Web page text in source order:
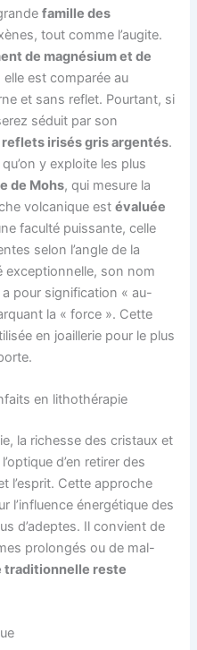
famille des
tout comme l’augite.
de magnésium et de
elle est comparée au
et sans reflet. Pourtant, si
séduit par son
irisés gris argentés.
y exploite les plus
de Mohs, qui mesure la
volcanique estévaluée
faculté puissante, celle
selon l’angle de la
exceptionnelle, son nom
pour signification « au-
la « force ». Cette
en joaillerie pour le plus
en lithothérapie
la richesse des cristaux et
d’en retirer des
l’esprit. Cette approche
l’influence énergétique des
d’adeptes. Il convient de
prolongés ou de mal-
traditionnelle reste